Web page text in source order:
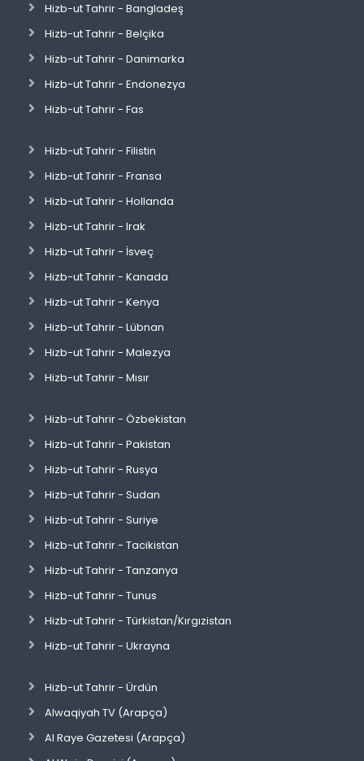
Hizb-ut Tahrir - Bangladeş
Hizb-ut Tahrir - Belçika
Hizb-ut Tahrir - Danimarka
Hizb-ut Tahrir - Endonezya
Hizb-ut Tahrir - Fas
Hizb-ut Tahrir - Filistin
Hizb-ut Tahrir - Fransa
Hizb-ut Tahrir - Hollanda
Hizb-ut Tahrir - Irak
Hizb-ut Tahrir - İsveç
Hizb-ut Tahrir - Kanada
Hizb-ut Tahrir - Kenya
Hizb-ut Tahrir - Lübnan
Hizb-ut Tahrir - Malezya
Hizb-ut Tahrir - Mısır
Hizb-ut Tahrir - Özbekistan
Hizb-ut Tahrir - Pakistan
Hizb-ut Tahrir - Rusya
Hizb-ut Tahrir - Sudan
Hizb-ut Tahrir - Suriye
Hizb-ut Tahrir - Tacikistan
Hizb-ut Tahrir - Tanzanya
Hizb-ut Tahrir - Tunus
Hizb-ut Tahrir - Türkistan/Kırgızistan
Hizb-ut Tahrir - Ukrayna
Hizb-ut Tahrir - Ürdün
Alwaqiyah TV (Arapça)
Al Raye Gazetesi (Arapça)